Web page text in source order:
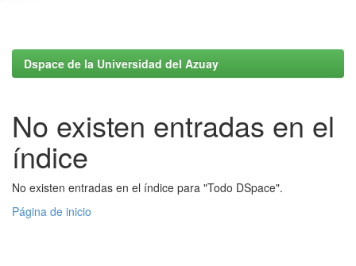
Dspace de la Universidad del Azuay
No existen entradas en el
índice
No existen entradas en el índice para "Todo DSpace".
Página de inicio